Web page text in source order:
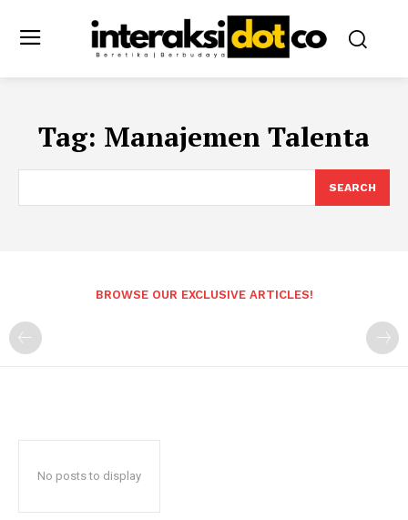
Tag: Manajemen Talenta
SEARCH
BROWSE OUR EXCLUSIVE ARTICLES!
No posts to display